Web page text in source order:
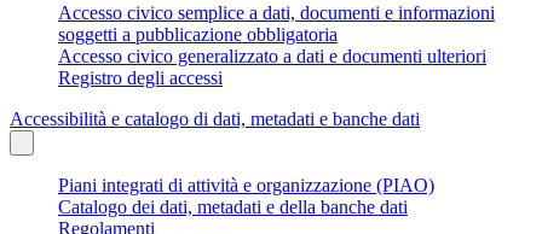
Accesso civico semplice a dati, documenti e informazioni
soggetti a pubblicazione obbligatoria
Accesso civico generalizzato a dati e documenti ulteriori
Registro degli accessi
Accessibilità e catalogo di dati, metadati e banche dati
Piani integrati di attività e organizzazione (PIAO)
Catalogo dei dati, metadati e della banche dati
Regolamenti